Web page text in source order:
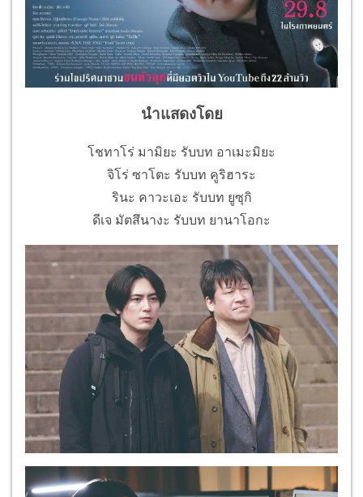
นำแสดงโดย
โชทาโร่ มามิยะ รับบท อาเมะมิยะ
จิโร่ ซาโตะ รับบท คูริฮาระ
รินะ คาวะเอะ รับบท ยูซุกิ
ดีเจ มัตสึนางะ รับบท ยานาโอกะ